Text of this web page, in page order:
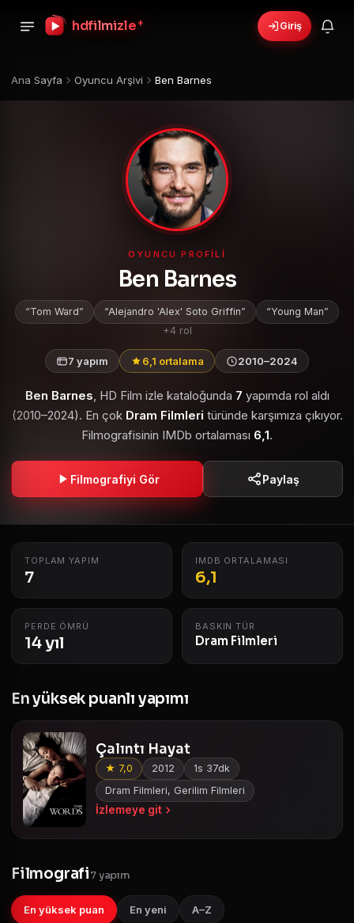
hdfilmizle + Giriş
Ana Sayfa Oyuncu Arşivi Ben Barnes
OYUNCU PROFILI
Ben Barnes
Tom Ward Alejandro 'Alex' Soto Griffin
Young Man
+4 rol
7 yapım 6,1 ortalama 2010–2024
Ben Barnes, HD Film izle kataloğunda 7 yapımda rol aldı
(2010–2024). En çok Dram Filmleri türünde karşımıza çıkıyor.
Filmografisinin IMDb ortalaması 6,1.
Filmografiyi Gör Paylaş
TOPLAM YAPIM
7
IMDB ORTALAMASI
6,1
PERDE ÖMRÜ
14 yıl
BASKIN TÜR
Dram Filmleri
En yüksek puanlı yapımı
Çalıntı Hayat
★ 7,0 2012
1s 37dk
Dram Filmleri, Gerilim Filmleri
İzlemeye git
Filmografi7 yapım
En yüksek puan En yeni A–Z